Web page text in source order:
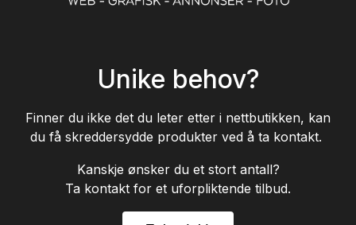
Unike behov?
Finner du ikke det du leter etter i nettbutikken, kan
du få skreddersydde produkter ved å ta kontakt.
Kanskje ønsker du et stort antall?
Ta kontakt for et uforpliktende tilbud.